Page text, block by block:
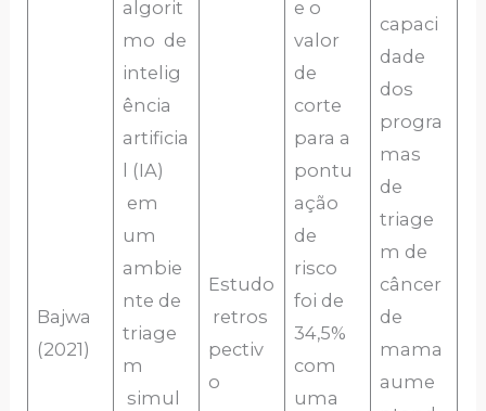
Bajwa
(2021)
algorit
mo de
intelig
ência
artificia
l (IA)
em
um
ambie
nte de
triage
m
simul
Estudo
retros
pectiv
o
e o
valor
de
corte
para a
pontu
ação
de
risco
foi de
34,5%
com
uma
capaci
dade
dos
progra
mas
de
triage
m de
câncer
de
mama
aume